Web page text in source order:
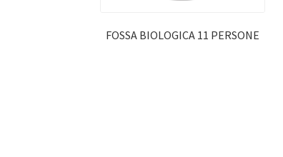
FOSSA BIOLOGICA 11 PERSONE